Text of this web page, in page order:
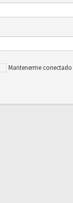
Mantenerme conectado